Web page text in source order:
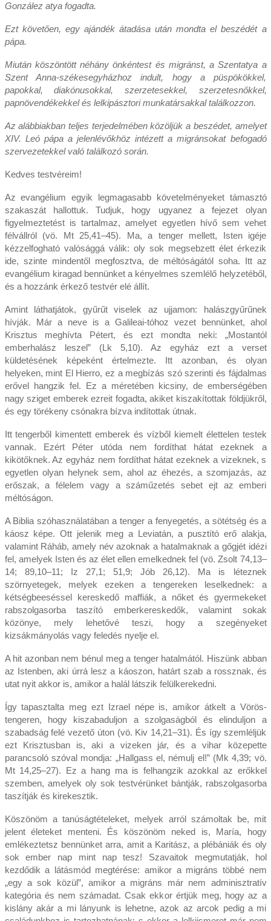
González atya fogadta.
Ezt követően, egy ajándék átadása után mondta el beszédét a
pápa.
Miután köszöntött néhány önkéntest és migránst, a Szentatya a
Szent Anna-székesegyházhoz indult, hogy a püspökökkel,
papokkal, diakónusokkal, szerzetesekkel, szerzetesnőkkel,
papnövendékekkel és lelkipásztori munkatársakkal találkozzon.
Az alábbiakban teljes terjedelmében közöljük a beszédet, amelyet
XIV. Leó pápa a jelenlévőkhöz intézett a migránsokat befogadó
szervezetekkel való találkozó során.
Kedves testvéreim!
Az evangélium egyik legmagasabb követelményeket támasztó
szakaszát hallottuk. Tudjuk, hogy ugyanez a fejezet olyan
figyelmeztetést is tartalmaz, amelyet egyetlen hívő sem vehet
félvállról (vö. Mt 25,41–45). Ma, a tenger mellett, Isten igéje
kézzelfogható valósággá válik: oly sok megsebzett élet érkezik
ide, szinte mindentől megfosztva, de méltóságától soha. Itt az
evangélium kiragad bennünket a kényelmes szemlélő helyzetéből,
és a hozzánk érkező testvér elé állít.
Amint láthatjátok, gyűrűt viselek az ujjamon: halászgyűrűnek
hívják. Már a neve is a Galileai-tóhoz vezet bennünket, ahol
Krisztus meghívta Pétert, és ezt mondta neki: „Mostantól
emberhalász leszel” (Lk 5,10). Az egyház ezt a verset
küldetésének képeként értelmezte. Itt azonban, és olyan
helyeken, mint El Hierro, ez a megbízás szó szerinti és fájdalmas
erővel hangzik fel. Ez a méretében kicsiny, de emberségében
nagy sziget emberek ezreit fogadta, akiket kiszakítottak földjükről,
és egy törékeny csónakra bízva indítottak útnak.
Itt tengerből kimentett emberek és vízből kiemelt élettelen testek
vannak. Ezért Péter utóda nem fordíthat hátat ezeknek a
kikötőknek. Az egyház nem fordíthat hátat ezeknek a vizeknek, s
egyetlen olyan helynek sem, ahol az éhezés, a szomjazás, az
erőszak, a félelem vagy a száműzetés sebet ejt az emberi
méltóságon.
A Biblia szóhasználatában a tenger a fenyegetés, a sötétség és a
káosz képe. Ott jelenik meg a Leviatán, a pusztító erő alakja,
valamint Ráháb, amely név azoknak a hatalmaknak a gőgjét idézi
fel, amelyek Isten és az élet ellen emelkednek fel (vö. Zsolt 74,13–
14; 89,10–11; Iz 27,1; 51,9; Jób 26,12). Ma is léteznek
szörnyetegek, melyek ezeken a tengereken leselkednek: a
kétségbeeséssel kereskedő maffiák, a nőket és gyermekeket
rabszolgasorba taszító emberkereskedők, valamint sokak
közönye, mely lehetővé teszi, hogy a szegényeket
kizsákmányolás vagy feledés nyelje el.
A hit azonban nem bénul meg a tenger hatalmától. Hiszünk abban
az Istenben, aki úrrá lesz a káoszon, határt szab a rossznak, és
utat nyit akkor is, amikor a halál látszik felülkerekedni.
Így tapasztalta meg ezt Izrael népe is, amikor átkelt a Vörös-
tengeren, hogy kiszabaduljon a szolgaságból és elinduljon a
szabadság felé vezető úton (vö. Kiv 14,21–31). És így szemléljük
ezt Krisztusban is, aki a vizeken jár, és a vihar közepette
parancsoló szóval mondja: „Hallgass el, némulj el!” (Mk 4,39; vö.
Mt 14,25–27). Ez a hang ma is felhangzik azokkal az erőkkel
szemben, amelyek oly sok testvérünket bántják, rabszolgasorba
taszítják és kirekesztik.
Köszönöm a tanúságtételeket, melyek arról számoltak be, mit
jelent életeket menteni. És köszönöm neked is, María, hogy
emlékeztetsz bennünket arra, amit a Karitász, a plébániák és oly
sok ember nap mint nap tesz! Szavaitok megmutatják, hol
kezdődik a látásmód megtérése: amikor a migráns többé nem
„egy a sok közül”, amikor a migráns már nem adminisztratív
kategória és nem számadat. Csak ekkor értjük meg, hogy az a
kislány akár a mi lányunk is lehetne, azok az arcok pedig a mi